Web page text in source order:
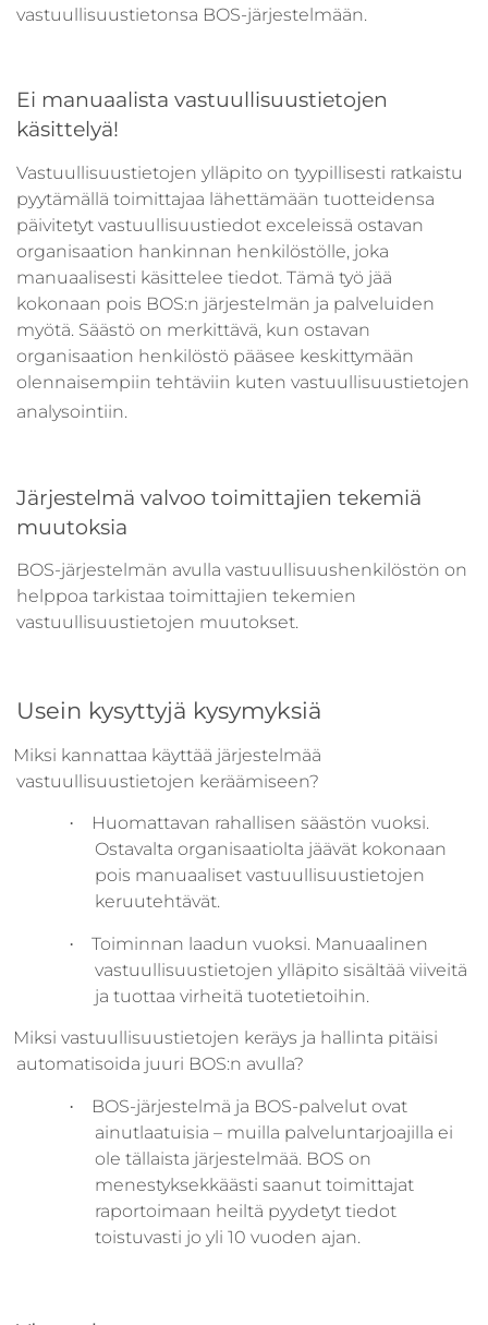
vastuullisuustietonsa BOS-järjestelmään.
Ei manuaalista vastuullisuustietojen
käsittelyä!
Vastuullisuustietojen ylläpito on tyypillisesti ratkaistu
pyytämällä toimittajaa lähettämään tuotteidensa
päivitetyt vastuullisuustiedot exceleissä ostavan
organisaation hankinnan henkilöstölle, joka
manuaalisesti käsittelee tiedot. Tämä työ jää
kokonaan pois BOS:n järjestelmän ja palveluiden
myötä. Säästö on merkittävä, kun ostavan
organisaation henkilöstö pääsee keskittymään
olennaisempiin tehtäviin kuten vastuullisuustietojen
analysointiin.
Järjestelmä valvoo toimittajien tekemiä
muutoksia
BOS-järjestelmän avulla vastuullisuushenkilöstön on
helppoa tarkistaa toimittajien tekemien
vastuullisuustietojen muutokset.
Usein kysyttyjä kysymyksiä
Miksi kannattaa käyttää järjestelmää
vastuullisuustietojen keräämiseen?
·
Huomattavan rahallisen säästön vuoksi.
Ostavalta organisaatiolta jäävät kokonaan
pois manuaaliset vastuullisuustietojen
keruutehtävät.
·
Toiminnan laadun vuoksi. Manuaalinen
vastuullisuustietojen ylläpito sisältää viiveitä
ja tuottaa virheitä tuotetietoihin.
Miksi vastuullisuustietojen keräys ja hallinta pitäisi
automatisoida juuri BOS:n avulla?
·
BOS-järjestelmä ja BOS-palvelut ovat
ainutlaatuisia – muilla palveluntarjoajilla ei
ole tällaista järjestelmää. BOS on
menestyksekkäästi saanut toimittajat
raportoimaan heiltä pyydetyt tiedot
toistuvasti jo yli 10 vuoden ajan.